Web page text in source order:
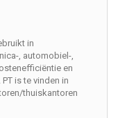
in
, automobiel-,
en
is te vinden in
thuiskantoren